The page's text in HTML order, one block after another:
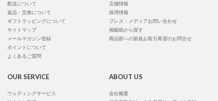
配送について
返品・交換について
ギフトラッピングについて
サイトマップ
メールマガジン登録
ポイントについて
よくあるご質問
店舗情報
採用情報
プレス・メディアお問い合わせ
掲載紙から探す
商品部への新規お取引希望のお問合せ
OUR SERVICE
ウェディングサービス
ABOUT US
会社概要